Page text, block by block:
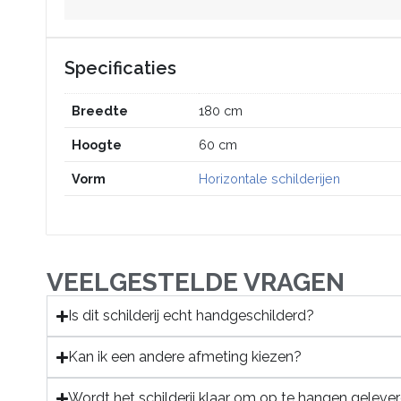
Specificaties
Breedte 180 cm
Hoogte 60 cm
Vorm Horizontale schilderijen
VEELGESTELDE VRAGEN
Is dit schilderij echt handgeschilderd?
Kan ik een andere afmeting kiezen?